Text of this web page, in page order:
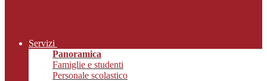
Servizi
Panoramica
Famiglie e studenti
Personale scolastico